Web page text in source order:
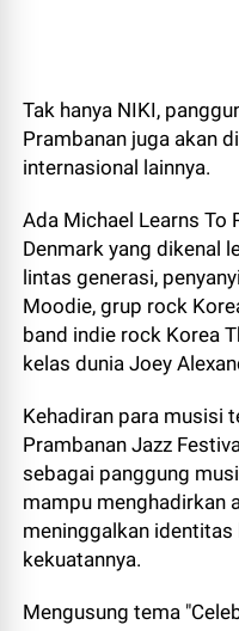
Tak hanya NIKI,
Prambanan juga akan
internasional lainnya.
Ada Michael Learns To
Denmark yang dikenal
lintas generasi,
Moodie, grup rock
band indie rock Korea
kelas dunia Joey
Kehadiran para musisi
Prambanan Jazz
sebagai panggung
mampu menghadirkan
meninggalkan
kekuatannya.
Mengusung tema